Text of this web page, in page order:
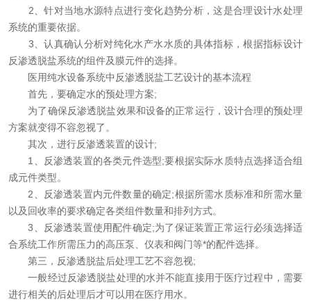
2、针对当地水源特点进行变化趋势分析，这是合理设计水处理
系统的重要依据。
3、认真确认分析对纯化水产水水质的具体指标，根据指标设计
反渗透脱盐系统的组件及膜元件的选择。
医用纯水设备系统中反渗透脱盐工艺设计的基本流程
首先，要确定水的预处理方案;
为了确保反渗透脱盐效果和设备的正常运行，设计合理的预处理
方案就变得不容忽视了。
其次，进行反渗透装置的设计;
1、反渗透装置的各类元件选型;要根据实际水质特点选择适合组
成元件类型。
2、反渗透装置内元件数量的确定;根据所需水质标准和所需水量
以及回收率的要求确定各类组件数量和排列方式。
3、反渗透装置使用配件确定;为了保证装置正常运行必须选择适
合系统工作所需压力的高压泵、仪表和阀门等*的配件选择。
第三，反渗透脱盐后处理工艺不容忽视;
一般经过反渗透脱盐处理的水并不能直接用于医疗过程中，需要
进行相关的后处理后才可以用在医疗用水。